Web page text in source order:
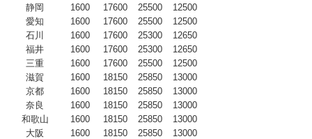
静岡
1600 17600 25500
12500
愛知
1600 17600 25500
12500
石川
1600 17600 25300
12650
福井
1600 17600 25300
12650
三重
1600 17600 25500
12500
滋賀
1600 18150 25850
13000
京都
1600 18150 25850
13000
奈良
1600 18150 25850
13000
和歌山
1600 18150 25850
13000
大阪
1600 18150 25850
13000